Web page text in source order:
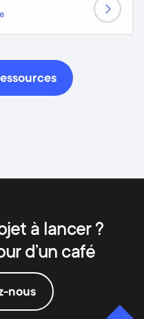
à lancer ?
d’un café
nous